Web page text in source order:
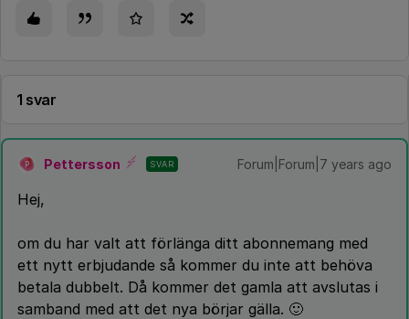
1 svar
P Pettersson SVAR Forum|Forum|7 years ago
Hej,
om du har valt att förlänga ditt abonnemang med
ett nytt erbjudande så kommer du inte att behöva
betala dubbelt. Då kommer det gamla att avslutas i
samband med att det nya börjar gälla. 🙂